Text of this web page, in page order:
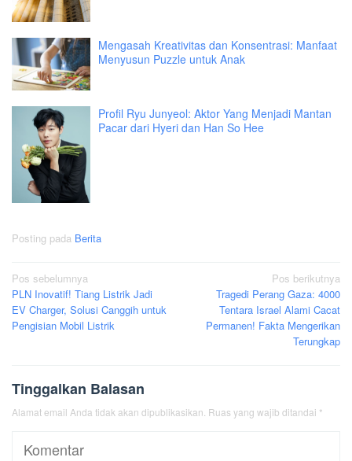
Mengasah Kreativitas dan Konsentrasi: Manfaat
Menyusun Puzzle untuk Anak
Profil Ryu Junyeol: Aktor Yang Menjadi Mantan
Pacar dari Hyeri dan Han So Hee
Posting pada Berita
Navigasi
pos
Pos sebelumnya
PLN Inovatif! Tiang Listrik Jadi
EV Charger, Solusi Canggih untuk
Pengisian Mobil Listrik
Pos berikutnya
Tragedi Perang Gaza: 4000
Tentara Israel Alami Cacat
Permanen! Fakta Mengerikan
Terungkap
Tinggalkan Balasan
Alamat email Anda tidak akan dipublikasikan. Ruas yang wajib ditandai *